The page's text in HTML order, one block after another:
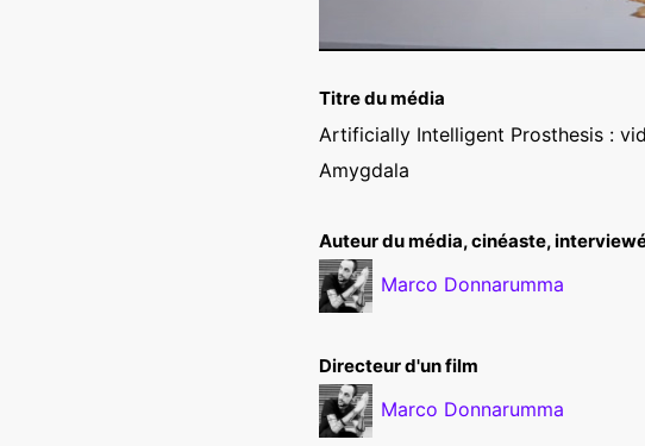
Titre du média
Artificially Intelligent Prosthesis :
Amygdala
Auteur du média, cinéaste,
Marco Donnarumma
Directeur d'un film
Marco Donnarumma